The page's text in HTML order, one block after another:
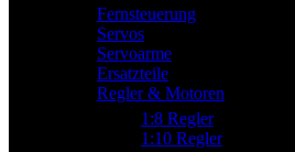
Fernsteuerung
Servos
Servoarme
Ersatzteile
Regler & Motoren
1:8 Regler
1:10 Regler